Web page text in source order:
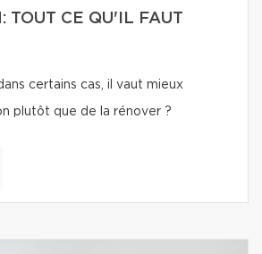
TOUT CE QU'IL FAUT
certains cas, il vaut mieux
plutôt que de la rénover ?